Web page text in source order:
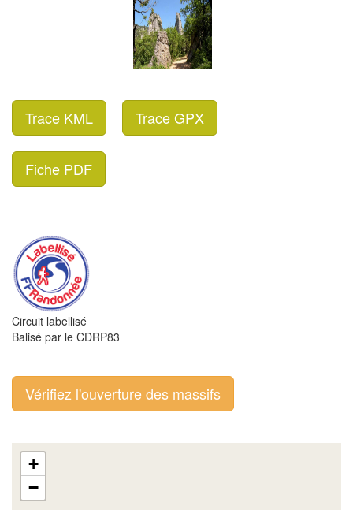
Trace KML Trace GPX
Fiche PDF
Circuit labellisé
Balisé par le CDRP83
Vérifiez l'ouverture des massifs
+
−